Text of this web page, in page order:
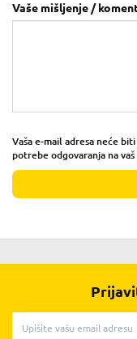
Vaše mišljenje /
Vaša e-mail adresa neće
potrebe odgovaranja na